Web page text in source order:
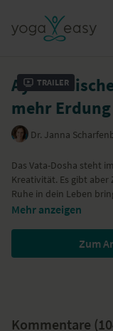
Trailer
mehr Erdung
Dr. Janna
Das Vata-Dosha steht
Kreativität. Es gibt
Ruhe in dein Leben
und Winter. Dafür hat
Mehr anzeigen
Zum
Kommentare (